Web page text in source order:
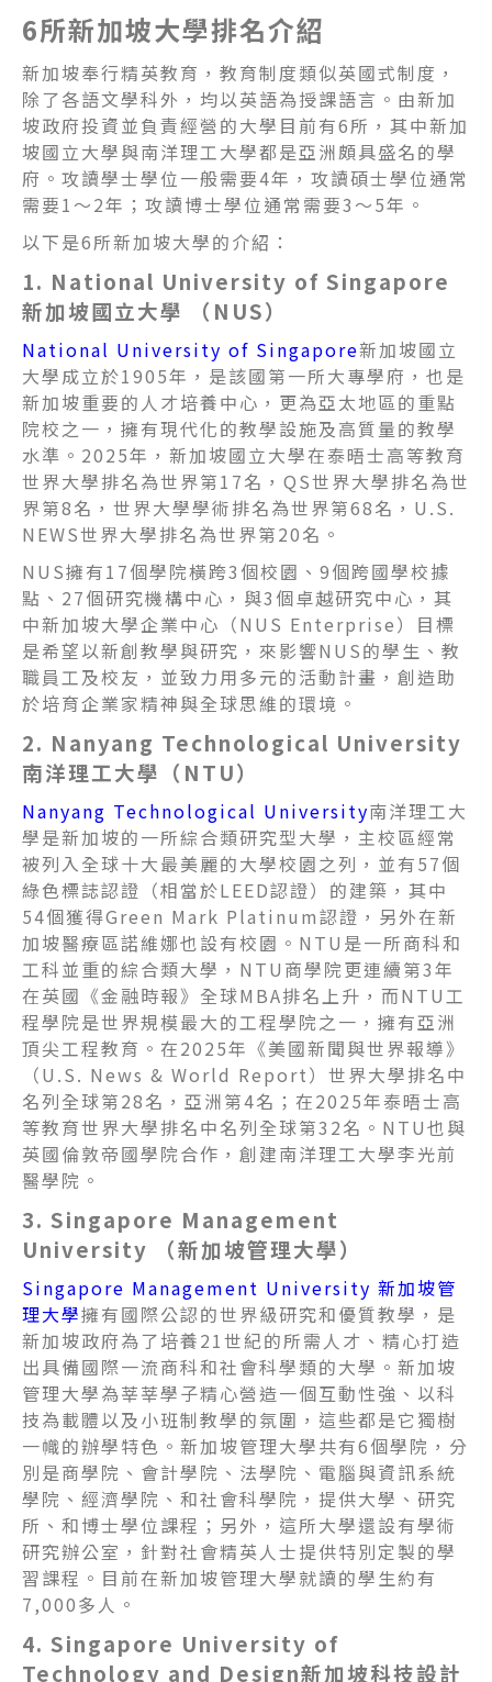
6所新加坡大學排名介紹
新加坡奉行精英教育，教育制度類似英國式制度，
除了各語文學科外，均以英語為授課語言。由新加
坡政府投資並負責經營的大學目前有6所，其中新加
坡國立大學與南洋理工大學都是亞洲頗具盛名的學
府。攻讀學士學位一般需要4年，攻讀碩士學位通常
需要1～2年；攻讀博士學位通常需要3～5年。
以下是6所新加坡大學的介紹：
1. National University of Singapore
新加坡國立大學 （NUS）
National University of Singapore新加坡國立
大學成立於1905年，是該國第一所大專學府，也是
新加坡重要的人才培養中心，更為亞太地區的重點
院校之一，擁有現代化的教學設施及高質量的教學
水準。2025年，新加坡國立大學在泰晤士高等教育
世界大學排名為世界第17名，QS世界大學排名為世
界第8名，世界大學學術排名為世界第68名，U.S.
NEWS世界大學排名為世界第20名。
NUS擁有17個學院橫跨3個校園、9個跨國學校據
點、27個研究機構中心，與3個卓越研究中心，其
中新加坡大學企業中心（NUS Enterprise）目標
是希望以新創教學與研究，來影響NUS的學生、教
職員工及校友，並致力用多元的活動計畫，創造助
於培育企業家精神與全球思維的環境。
2. Nanyang Technological University
南洋理工大學（NTU）
Nanyang Technological University南洋理工大
學是新加坡的一所綜合類研究型大學，主校區經常
被列入全球十大最美麗的大學校園之列，並有57個
綠色標誌認證（相當於LEED認證）的建築，其中
54個獲得Green Mark Platinum認證，另外在新
加坡醫療區諾維娜也設有校園。NTU是一所商科和
工科並重的綜合類大學，NTU商學院更連續第3年
在英國《金融時報》全球MBA排名上升，而NTU工
程學院是世界規模最大的工程學院之一，擁有亞洲
頂尖工程教育。在2025年《美國新聞與世界報導》
（U.S. News & World Report）世界大學排名中
名列全球第28名，亞洲第4名；在2025年泰晤士高
等教育世界大學排名中名列全球第32名。NTU也與
英國倫敦帝國學院合作，創建南洋理工大學李光前
醫學院。
3. Singapore Management
University （新加坡管理大學）
Singapore Management University 新加坡管
理大學擁有國際公認的世界級研究和優質教學，是
新加坡政府為了培養21世紀的所需人才、精心打造
出具備國際一流商科和社會科學類的大學。新加坡
管理大學為莘莘學子精心營造一個互動性強、以科
技為載體以及小班制教學的氛圍，這些都是它獨樹
一幟的辦學特色。新加坡管理大學共有6個學院，分
別是商學院、會計學院、法學院、 電腦與資訊系統
學院 、經濟學院、和社會科學院，提供大學、研究
所、和博士學位課程；另外，這所大學還設有學術
研究辦公室，針對社會精英人士提供特別定製的學
習課程。目前在新加坡管理大學就讀的學生約有
7,000多人。
4. Singapore University of
Technology and Design新加坡科技設計